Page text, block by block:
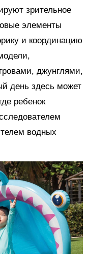
зрительное
элементы
и координацию
джунглями,
день здесь может
ребенок
водных